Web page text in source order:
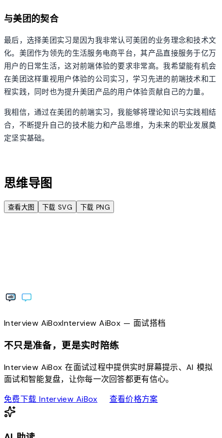
与美团的契合
最后，选择美团实习是因为我非常认可美团的业务理念和技术文
化。美团作为领先的生活服务电商平台，其产品直接服务于亿万
用户的日常生活，这对前端体验的要求非常高。我希望能有机会
在美团这样重视用户体验的公司实习，学习先进的前端技术和工
程实践，同时也为提升美团产品的用户体验贡献自己的力量。
我相信，通过在美团的前端实习，我能够将理论知识与实践相结
合，不断提升自己的技术能力和产品思维，为未来的职业发展奠
定坚实基础。
思维导图
查看大图 下载 SVG 下载 PNG
Interview AiBoxInterviewAiBox— 面试搭档
不只是准备，更是实时陪练
Interview AiBox 在面试过程中提供实时屏幕提示、AI 模拟
面试和智能复盘，让你每一次回答都更有信心。
免费下载 Interview AiBoxdownload查看价格方案sell